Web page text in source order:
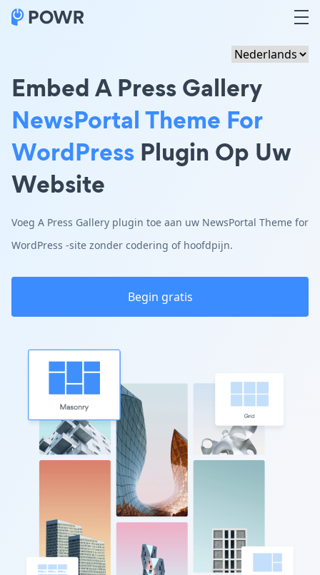
Embed A Press Gallery
NewsPortal Theme For
WordPress Plugin Op Uw
Website
Voeg A Press Gallery plugin toe aan uw NewsPortal Theme for
WordPress -site zonder codering of hoofdpijn.
Begin gratis